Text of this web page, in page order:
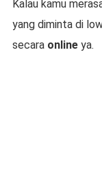
Kalau kamu
yang diminta di
secara online ya.